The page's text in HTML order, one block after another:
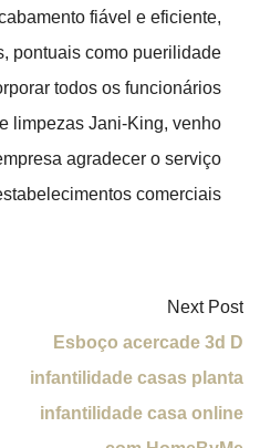
fiável e eficiente,
pontuais como puerilidade
todos os funcionários
limpezas Jani-King, venho
agradecer o serviço
comerciais.
Next Post
Esboço acercade 3d D
infantilidade casas planta
infantilidade casa online